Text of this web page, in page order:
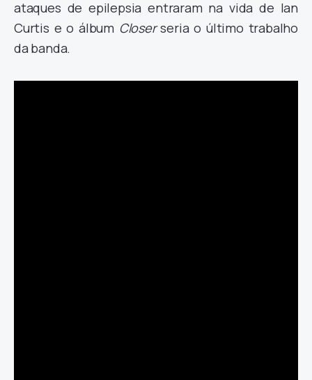
ataques de epilepsia entraram na vida de Ian
Curtis e o álbum Closerseria o último trabalho
da banda.